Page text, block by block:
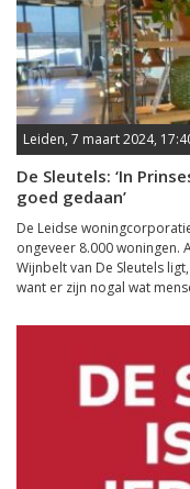
Leiden, 7 maart 2024,
De Sleutels: ‘In
goed gedaan’
De Leidse
ongeveer 8.000 woningen.
Wijnbelt van De Sleutels
want er zijn nogal wat